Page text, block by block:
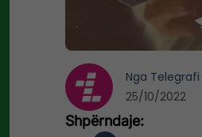
Nga Telegrafi
25/10/2022